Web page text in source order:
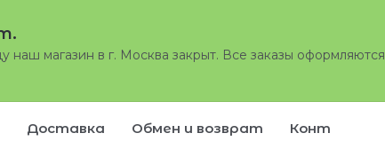
наш магазин в г. Москва закрыт. Все заказы оформляются
Доставка Обмен и возврат Контакты